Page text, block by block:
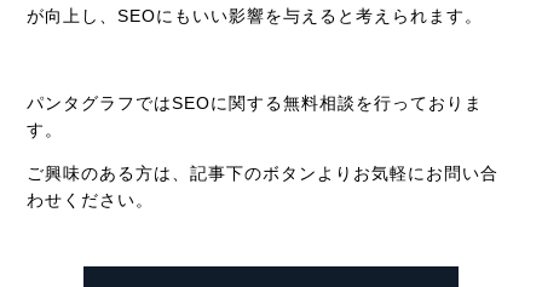
が向上し、SEOにもいい影響を与えると考えられます。
パンタグラフではSEOに関する無料相談を行っておりま
す。
ご興味のある方は、記事下のボタンよりお気軽にお問い合
わせください。